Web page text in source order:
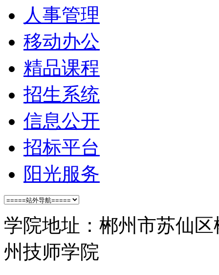
人事管理
移动办公
精品课程
招生系统
信息公开
招标平台
阳光服务
学院地址：郴州市苏仙
州技师学院